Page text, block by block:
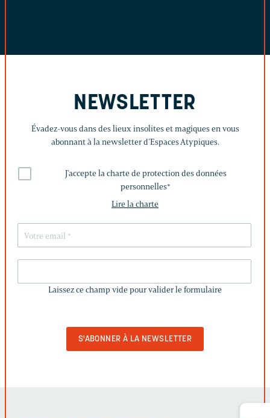
NEWSLETTER
Évadez-vous dans des lieux insolites et magiques en vous
abonnant à la newsletter d’Espaces Atypiques.
J'accepte la charte de protection des données
personnelles*
Lire la charte
CHAMP
Laissez ce champ vide pour valider le formulaire